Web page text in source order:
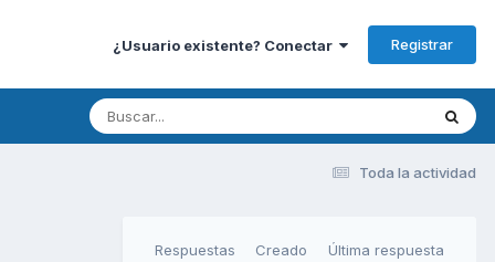
¿Usuario existente? Conectar Registrar
Toda la actividad
Respuestas Creado Última respuesta